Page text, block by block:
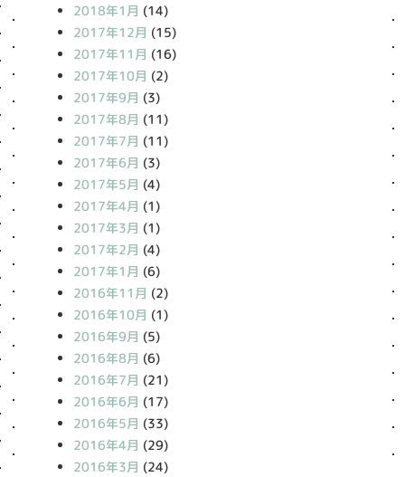
2018年1月 (14)
2017年12月 (15)
2017年11月 (16)
2017年10月 (2)
2017年9月 (3)
2017年8月 (11)
2017年7月 (11)
2017年6月 (3)
2017年5月 (4)
2017年4月 (1)
2017年3月 (1)
2017年2月 (4)
2017年1月 (6)
2016年11月 (2)
2016年10月 (1)
2016年9月 (5)
2016年8月 (6)
2016年7月 (21)
2016年6月 (17)
2016年5月 (33)
2016年4月 (29)
2016年3月 (24)